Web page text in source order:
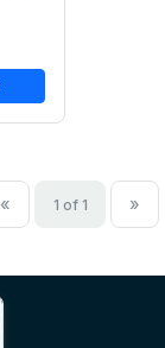
« 1 of 1 »